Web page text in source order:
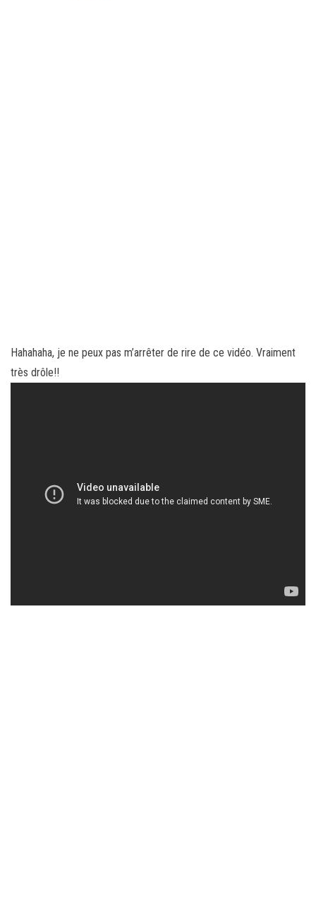
Hahahaha, je ne peux pas m’arrêter de rire de ce vidéo. Vraiment
très drôle!!